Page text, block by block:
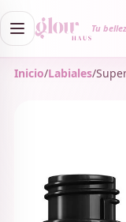
Tu
Inicio/Labiales/